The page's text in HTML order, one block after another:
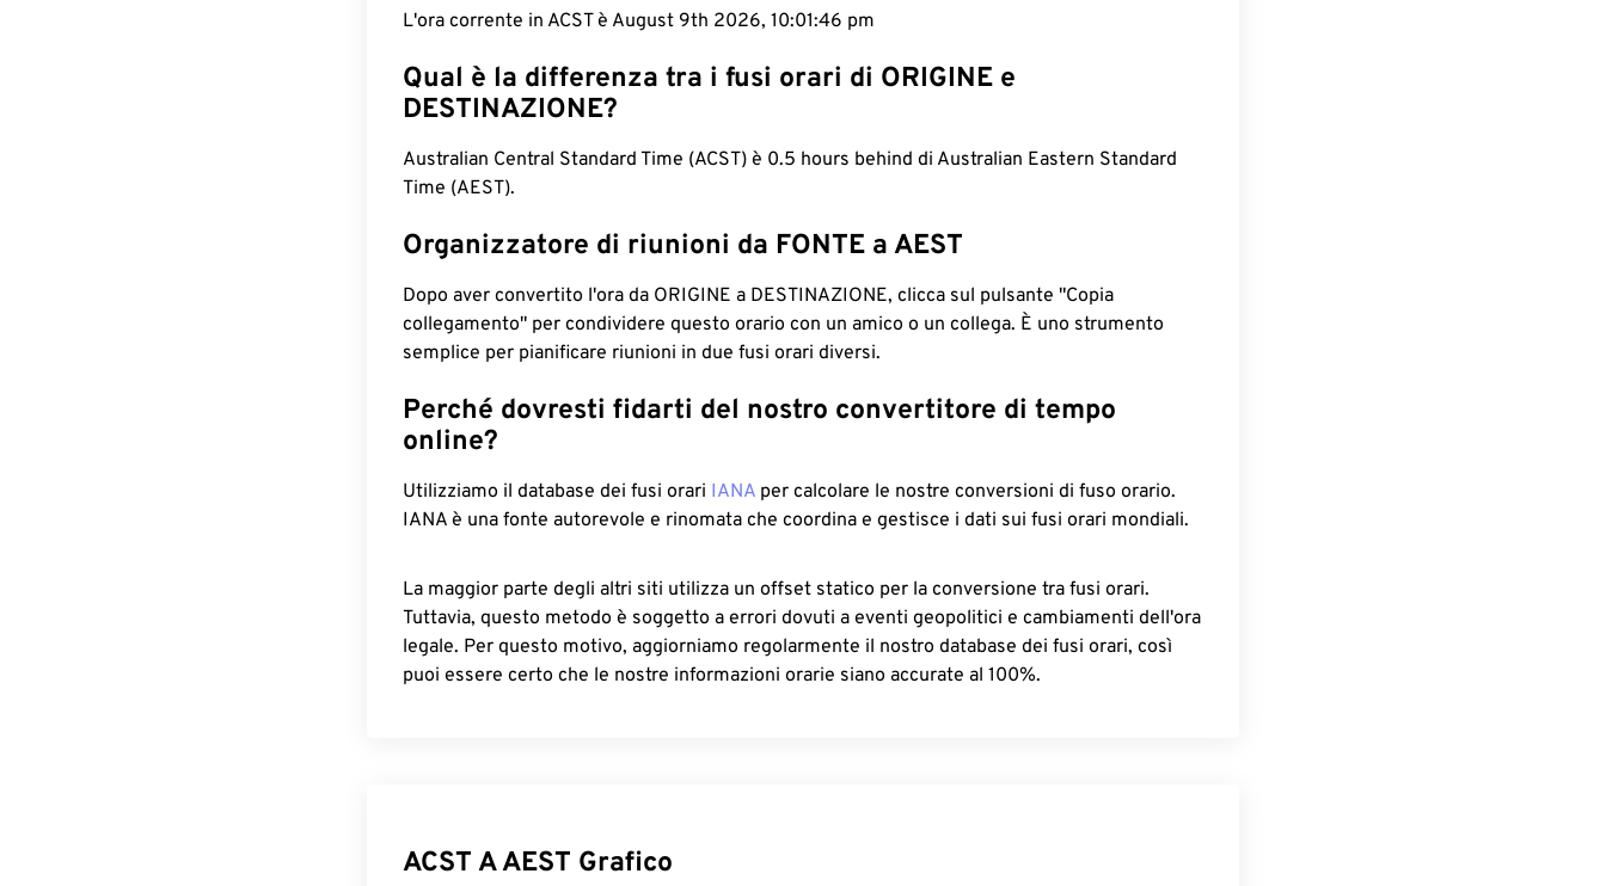
L'ora corrente in ACST è August 9th 2026, 10:01:47 pm
Qual è la differenza tra i fusi orari di ORIGINE e
DESTINAZIONE?
Australian Central Standard Time (ACST) è 0.5 hours behind di Australian Eastern Standard
Time (AEST).
Organizzatore di riunioni da FONTE a AEST
Dopo aver convertito l'ora da ORIGINE a DESTINAZIONE, clicca sul pulsante "Copia
collegamento" per condividere questo orario con un amico o un collega. È uno strumento
semplice per pianificare riunioni in due fusi orari diversi.
Perché dovresti fidarti del nostro convertitore di tempo
online?
Utilizziamo il database dei fusi orari IANA per calcolare le nostre conversioni di fuso orario.
IANA è una fonte autorevole e rinomata che coordina e gestisce i dati sui fusi orari mondiali.
La maggior parte degli altri siti utilizza un offset statico per la conversione tra fusi orari.
Tuttavia, questo metodo è soggetto a errori dovuti a eventi geopolitici e cambiamenti dell'ora
legale. Per questo motivo, aggiorniamo regolarmente il nostro database dei fusi orari, così
puoi essere certo che le nostre informazioni orarie siano accurate al 100%.
ACST A AEST Grafico